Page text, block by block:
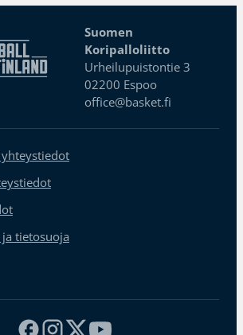
Suomen
Koripalloliitto
Urheilupuistontie 3
02200 Espoo
office@basket.fi
tietosuoja